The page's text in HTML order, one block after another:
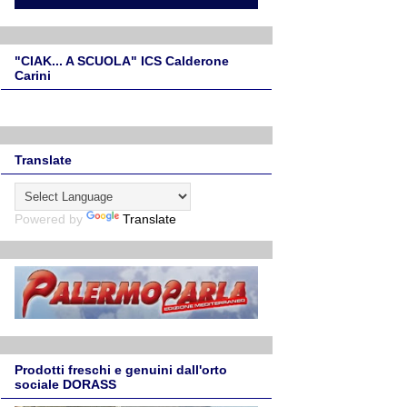
"CIAK... A SCUOLA" ICS Calderone
Carini
Translate
Powered by Translate
Prodotti freschi e genuini dall'orto
sociale DORASS